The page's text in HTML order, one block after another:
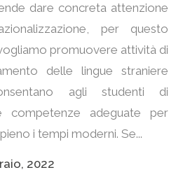
dare concreta attenzione
per questo
promuovere attività di
delle lingue straniere
agli studenti di
competenze adeguate per
i tempi moderni. Se...
2022